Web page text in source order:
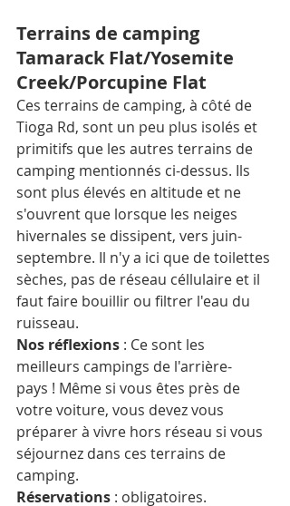
Terrains de camping
Tamarack Flat/Yosemite
Creek/Porcupine Flat
Ces terrains de camping, à côté de
Tioga Rd, sont un peu plus isolés et
primitifs que les autres terrains de
camping mentionnés ci-dessus. Ils
sont plus élevés en altitude et ne
s'ouvrent que lorsque les neiges
hivernales se dissipent, vers juin-
septembre. Il n'y a ici que de toilettes
sèches, pas de réseau céllulaire et il
faut faire bouillir ou filtrer l'eau du
ruisseau.
Nos réflexions : Ce sont les
meilleurs campings de l'arrière-
pays ! Même si vous êtes près de
votre voiture, vous devez vous
préparer à vivre hors réseau si vous
séjournez dans ces terrains de
camping.
Réservations : obligatoires.